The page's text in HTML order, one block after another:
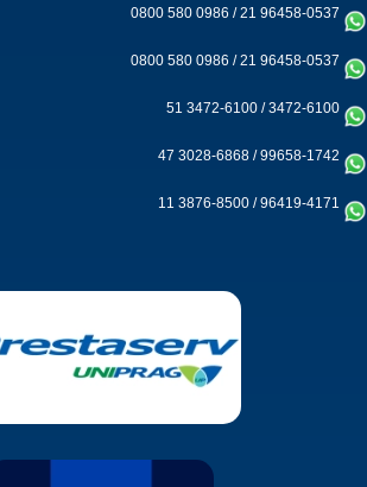
0800 580 0986 /21 96458-0537
0800 580 0986 /21 96458-0537
51 3472-6100 /3472-6100
47 3028-6868 /99658-1742
11 3876-8500 /96419-4171